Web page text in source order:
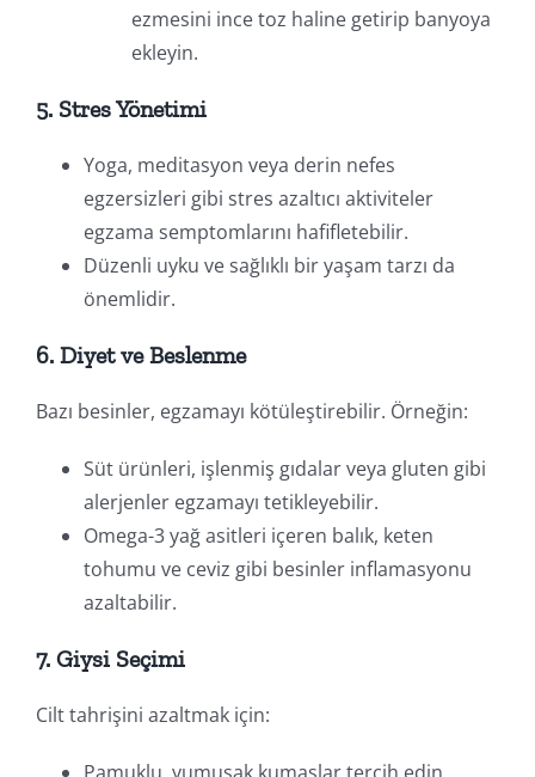
ezmesini ince toz haline getirip banyoya
ekleyin.
5. Stres Yönetimi
Yoga, meditasyon veya derin nefes
egzersizleri gibi stres azaltıcı aktiviteler
egzama semptomlarını hafifletebilir.
Düzenli uyku ve sağlıklı bir yaşam tarzı da
önemlidir.
6. Diyet ve Beslenme
Bazı besinler, egzamayı kötüleştirebilir. Örneğin:
Süt ürünleri, işlenmiş gıdalar veya gluten gibi
alerjenler egzamayı tetikleyebilir.
Omega-3 yağ asitleri içeren balık, keten
tohumu ve ceviz gibi besinler inflamasyonu
azaltabilir.
7. Giysi Seçimi
Cilt tahrişini azaltmak için: